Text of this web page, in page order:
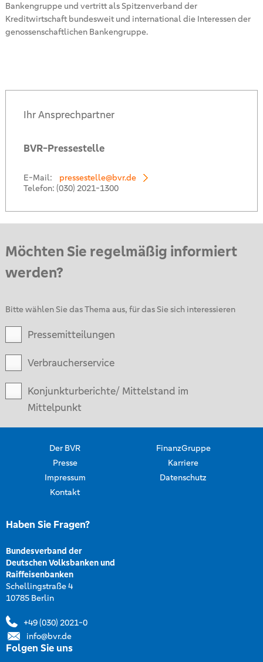
Bankengruppe und vertritt als Spitzenverband der
Kreditwirtschaft bundesweit und international die Interessen der
genossenschaftlichen Bankengruppe.
Ihr Ansprechpartner
BVR-Pressestelle
E-Mail:
pressestelle@bvr.de
Telefon: (030) 2021-1300
Möchten Sie regelmäßig informiert
werden?
Bitte wählen Sie das Thema aus, für das Sie sich interessieren
Pressemitteilungen
Verbraucherservice
Konjunkturberichte/ Mittelstand im
Mittelpunkt
Der BVR
FinanzGruppe
Presse
Karriere
Impressum
Datenschutz
Kontakt
Haben Sie Fragen?
Bundesverband der
Deutschen Volksbanken und
Raiffeisenbanken
Schellingstraße 4
10785 Berlin
+49 (030) 2021-0
info@bvr.de
Folgen Sie uns